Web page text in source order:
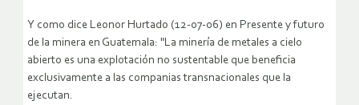
Y como dice Leonor Hurtado (12-07-06) en Presente y futuro
de la minera en Guatemala: "La minería de metales a cielo
abierto es una explotación no sustentable que beneficia
exclusivamente a las companias transnacionales que la
ejecutan.